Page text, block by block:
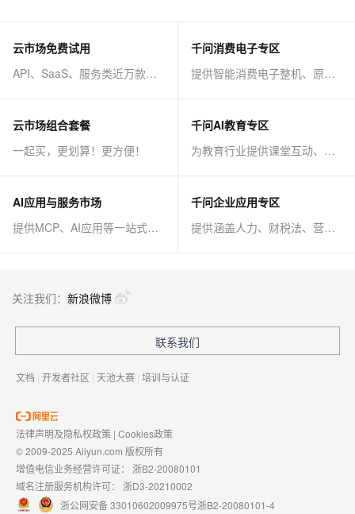
云市场免费试用
API、SaaS、服务类近万款商品免费试！
千问消费电子专区
提供智能消费电子整机、原子能力等AI方案
云市场组合套餐
一起买，更划算！更方便！
千问AI教育专区
为教育行业提供课堂互动、课程制作等AI方案
AI应用与服务市场
提供MCP、AI应用等一站式AI解决方案
千问企业应用专区
提供涵盖人力、财税法、营销、客服等AI方案
关注我们： 新浪微博
联系我们
文档 | 开发者社区 | 天池大赛 | 培训与认证
法律声明及隐私权政策 | Cookies政策
© 2009-2025 Aliyun.com 版权所有
增值电信业务经营许可证： 浙B2-20080101
域名注册服务机构许可： 浙D3-20210002
浙公网安备 33010602009975号浙B2-20080101-4